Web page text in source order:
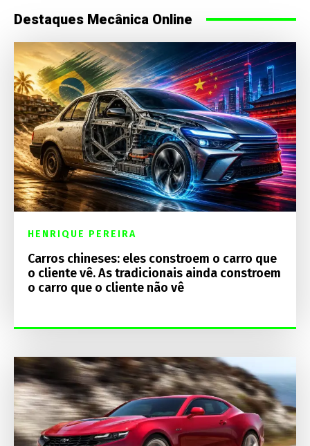
Destaques Mecânica Online
HENRIQUE PEREIRA
Carros chineses: eles constroem o carro que
o cliente vê. As tradicionais ainda constroem
o carro que o cliente não vê